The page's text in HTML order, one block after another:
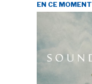
EN CE MOMENT